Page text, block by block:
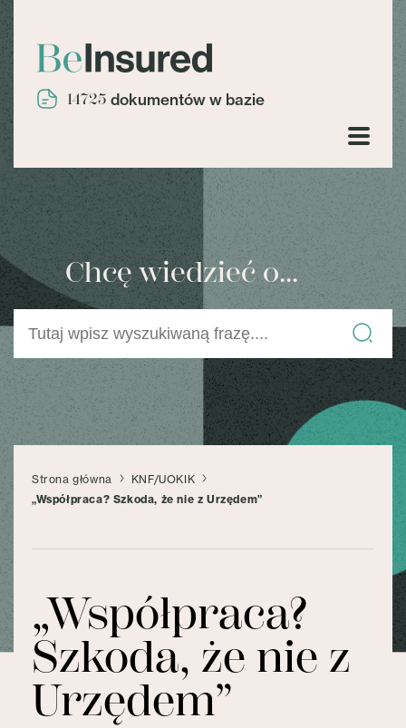
14725 dokumentów w bazie
Chcę wiedzieć o...
Strona główna
KNF/UOKIK
„Współpraca? Szkoda, że nie z Urzędem”
„Współpraca?
Szkoda, że nie z
Urzędem”